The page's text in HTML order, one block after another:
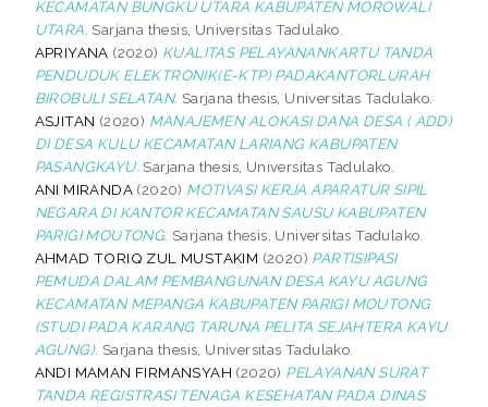
KECAMATAN BUNGKU UTARA KABUPATEN MOROWALI
UTARA. Sarjana thesis, Universitas Tadulako.
APRIYANA (2020) KUALITAS PELAYANANKARTU TANDA
PENDUDUK ELEKTRONIK(E-KTP) PADAKANTORLURAH
BIROBULI SELATAN. Sarjana thesis, Universitas Tadulako.
ASJITAN (2020) MANAJEMEN ALOKASI DANA DESA ( ADD)
DI DESA KULU KECAMATAN LARIANG KABUPATEN
PASANGKAYU. Sarjana thesis, Universitas Tadulako.
ANI MIRANDA (2020) MOTIVASI KERJA APARATUR SIPIL
NEGARA DI KANTOR KECAMATAN SAUSU KABUPATEN
PARIGI MOUTONG. Sarjana thesis, Universitas Tadulako.
AHMAD TORIQ ZUL MUSTAKIM (2020) PARTISIPASI
PEMUDA DALAM PEMBANGUNAN DESA KAYU AGUNG
KECAMATAN MEPANGA KABUPATEN PARIGI MOUTONG
(STUDI PADA KARANG TARUNA PELITA SEJAHTERA KAYU
AGUNG). Sarjana thesis, Universitas Tadulako.
ANDI MAMAN FIRMANSYAH (2020) PELAYANAN SURAT
TANDA REGISTRASI TENAGA KESEHATAN PADA DINAS